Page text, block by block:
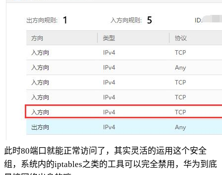
此时80端口就能正常访问了，其实灵活的运用这个安全
组，系统内的iptables之类的工具可以完全禁用，华为到底